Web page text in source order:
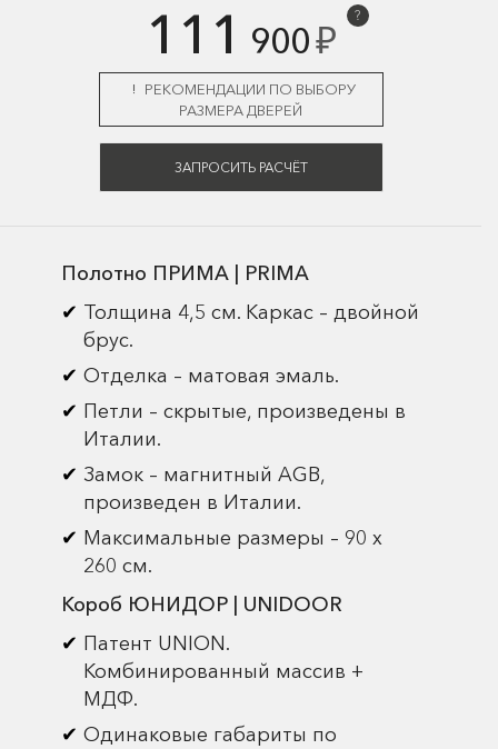
111 900₽
?
РЕКОМЕНДАЦИИ ПО ВЫБОРУ
РАЗМЕРА ДВЕРЕЙ
ЗАПРОСИТЬ РАСЧЁТ
Полотно ПРИМА | PRIMA
Толщина 4,5 см. Каркас – двойной
брус.
Отделка – матовая эмаль.
Петли – скрытые, произведены в
Италии.
Замок – магнитный AGB,
произведен в Италии.
Максимальные размеры – 90 х
260 см.
Короб ЮНИДОР | UNIDOOR
Патент UNION.
Комбинированный массив +
МДФ.
Одинаковые габариты по